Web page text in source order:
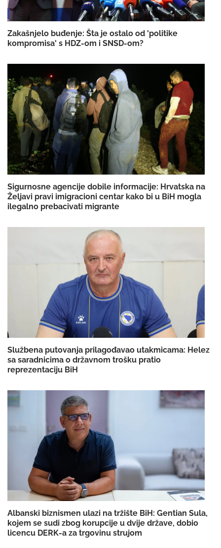
Zakašnjelo buđenje: Šta je ostalo od 'politike
kompromisa' s HDZ-om i SNSD-om?
Sigurnosne agencije dobile informacije: Hrvatska na
Željavi pravi imigracioni centar kako bi u BiH mogla
ilegalno prebacivati migrante
Službena putovanja prilagođavao utakmicama: Helez
sa saradnicima o državnom trošku pratio
reprezentaciju BiH
Albanski biznismen ulazi na tržište BiH: Gentian Sula,
kojem se sudi zbog korupcije u dvije države, dobio
licencu DERK-a za trgovinu strujom